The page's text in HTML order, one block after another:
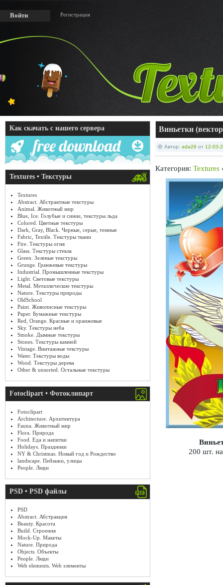
Войти Регистрация
Как скачать с нашего сервера
Textures • Текстуры
Textures
Abstract. Абстрактные текстуры
Animal. Животный мир
Blue, Ice. Голубые и синие, текстуры льда
Colored. Цветные текстуры
Dark, Gray, Black. Черные, серые, темные
Fabric, Textile. Текстуры ткани
Fire. Текстуры огня
Glass. Текстуры стекла
Green. Зеленые текстуры
Grunge. Гранжевые текстуры
Industrial. Промышленные текстуры
Light. Световые текстуры
Metal. Металлические текстуры
Nature. Текстуры природы
OldSchool
Paint. Живописные текстуры
Paper. Бумажные текстуры
Red, Orange. Красные и оранжевые
Sky. Текстуры неба
Smoke. Дымные текстуры
Stones. Текстуры камней
Vintage. Винтажные текстуры
Water. Текстуры воды
Wood. Текстуры дерева
Other & unsorted. Остальные текстуры
Fotoclipart • Фотоклипарт
Fotoclipart
Architecture. Архитектура
Fauna. Животный мир
Flora. Природа
Food. Еда и напитки
Holidays. Праздники
NY & Christmas. Новый год и Рождество
landscape. Пейзажи, улицы
People. Люди
PSD • PSD файлы
PSD
Abstract. Абстракция
Beauty. Красота
Build. Строения
Mock-Up. Макеты
Nature. Природа
Objects. Объекты
People. Люди
Web elements. Web элементы
Виньетки
Автор: ada26 от 12-03-
Категория: Textures
200 шт.